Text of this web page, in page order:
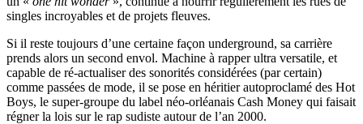
singles incroyables et de projets fleuves.
Si il reste toujours d’une certaine façon underground, sa carrière
prends alors un second envol. Machine à rapper ultra versatile, et
capable de ré-actualiser des sonorités considérées (par certain)
comme passées de mode, il se pose en héritier autoproclamé des Hot
Boys, le super-groupe du label néo-orléanais Cash Money qui faisait
régner la lois sur le rap sudiste autour de l’an 2000.